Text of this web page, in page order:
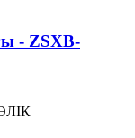
- ZSXB-